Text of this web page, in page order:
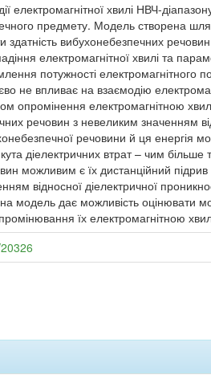
електромагнітної хвилі НВЧ-
предмету. Модель створена
вибухонебезпечних речовин
електромагнітної хвилі та
потужності
не впливає на взаємодію
опромінення електромагнітною
речовин з невеликим значенням
речовини й ця енергія
діелектричних втрат – чим більше
можливим є їх дистанційний
відносної діелектричної
модель дає можливість оцінювати
їх електромагнітною